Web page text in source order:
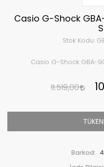
Casio G-Shock GBA-
Stok Kodu:
Casio G-Shock GBA-
11.519,00
Barkod: